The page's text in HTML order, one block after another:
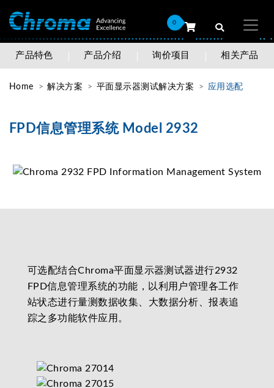
0
产品特色 产品介绍 询价项目 相关产品
Home 解决方案 平面显示器测试解决方案 应用选配
FPD信息管理系统 Model 2932
可选配结合Chroma平面显示器测试器进行2932
FPD信息管理系统的功能，以利用户管理各工作
站状态进行量测数据收集、大数据分析、报表追
踪之多功能软件应用。